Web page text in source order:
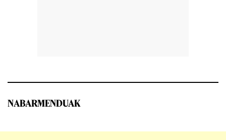
NABARMENDUAK